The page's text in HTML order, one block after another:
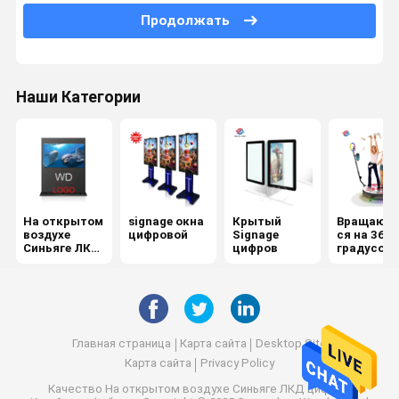
Установленный стеной Синьяге цифров
цифровое взаимодействующее вхитебоард
умный журнальный стол касания
Продолжать
Наши Категории
На открытом
воздухе
Синьяге ЛКД
signage окна
цифровой
Крытый
Signage
цифров
ся на 360
градусов
Главная страница Карта сайта
Desktop Site
Карта сайта
Privacy Policy
Качество На открытом воздухе Синьяге ЛКД цифров